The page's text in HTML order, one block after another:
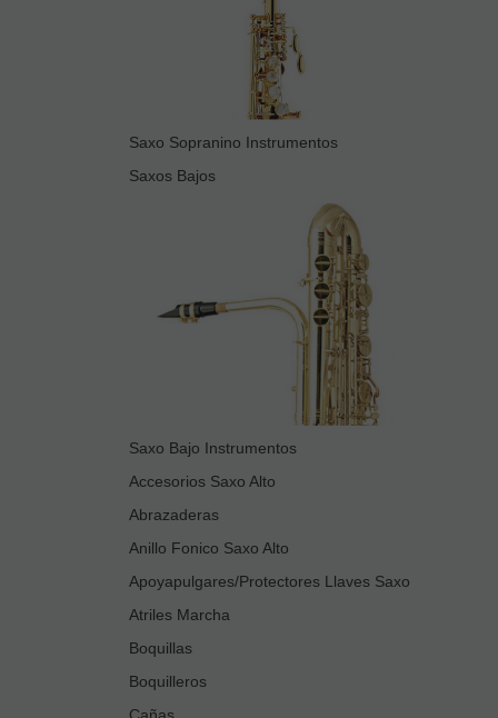
Saxo Sopranino Instrumentos
Saxos Bajos
Saxo Bajo Instrumentos
Accesorios Saxo Alto
Abrazaderas
Anillo Fonico Saxo Alto
Apoyapulgares/Protectores Llaves Saxo
Atriles Marcha
Boquillas
Boquilleros